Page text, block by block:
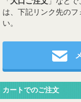
は、下記リンク先の
い。
カートでのご注文